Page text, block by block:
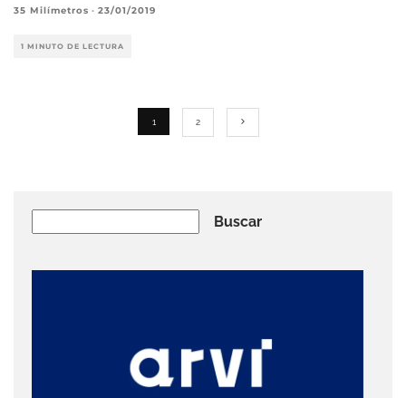
35 Milímetros · 23/01/2019
1 MINUTO DE LECTURA
1 2
Buscar